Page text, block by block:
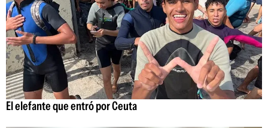
El elefante que entró por Ceuta